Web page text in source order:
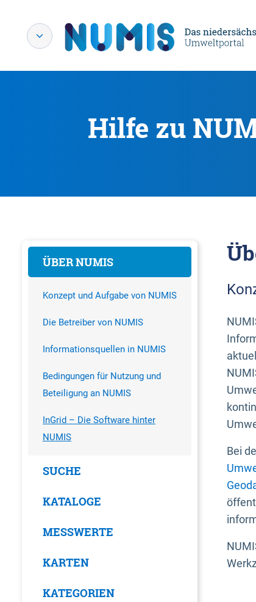
Hilfe zu
ÜBER NUMIS
Konzept und Aufgabe von NUMIS
Die Betreiber von NUMIS
Informationsquellen in NUMIS
Bedingungen für Nutzung und
Beteiligung an NUMIS
InGrid – Die Software hinter
NUMIS
SUCHE
KATALOGE
MESSWERTE
KARTEN
KATEGORIEN
Bei